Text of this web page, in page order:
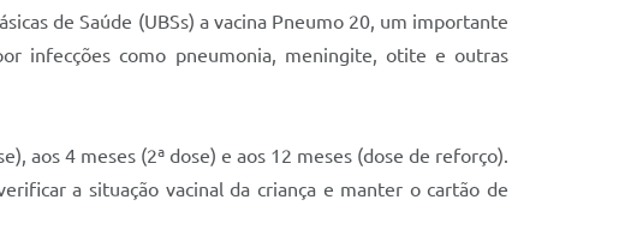
de Saúde (UBSs) a vacina Pneumo 20, um importante
infecções como pneumonia, meningite, otite e outras
aos 4 meses (2ª dose) e aos 12 meses (dose de reforço).
a situação vacinal da criança e manter o cartão de